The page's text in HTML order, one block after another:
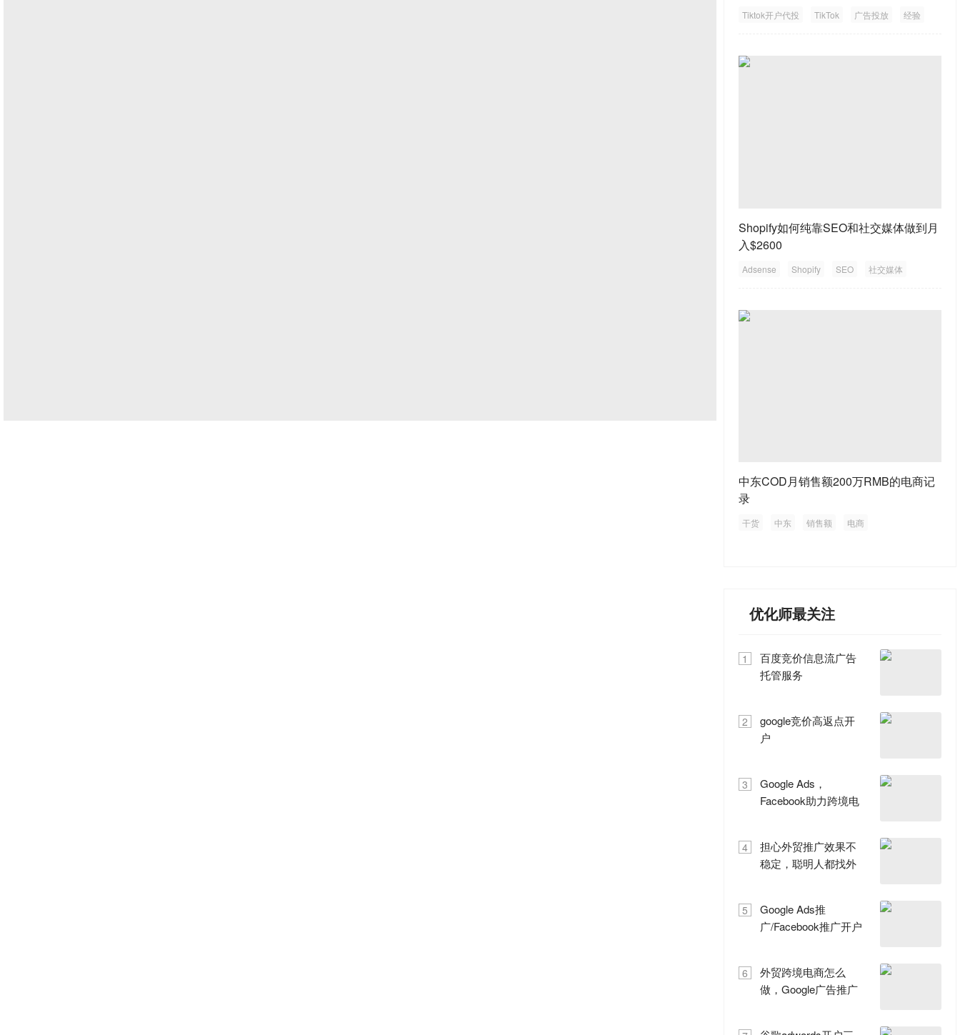
Tiktok开户代投 TikTok 广告投放 经验
Shopify如何纯靠SEO和社交媒体做到月
入$2600
Adsense Shopify SEO
社交媒体
中东COD月销售额200万RMB的电商记
录
干货 中东 销售额 电商
优化师最关注
1
百度竞价信息流广告
托管服务
2
google竞价高返点开
户
3
Google Ads，
Facebook助力跨境电
4
担心外贸推广效果不
稳定，聪明人都找外
5
Google Ads推
广/Facebook推广开户
6
外贸跨境电商怎么
做，Google广告推广